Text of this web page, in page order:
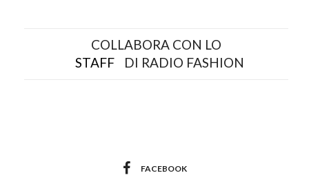
COLLABORA CON LO
STAFF
DI RADIO FASHION
FACEBOOK